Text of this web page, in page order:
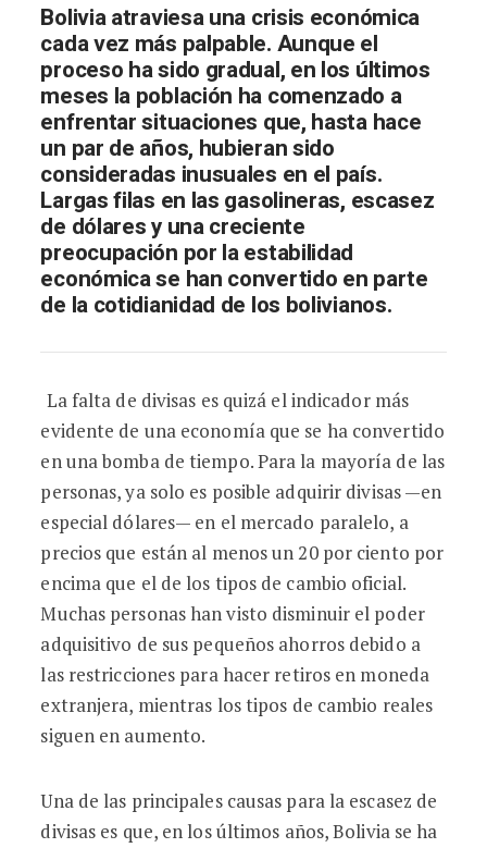
Bolivia atraviesa una crisis económica
cada vez más palpable. Aunque el
proceso ha sido gradual, en los últimos
meses la población ha comenzado a
enfrentar situaciones que, hasta hace
un par de años, hubieran sido
consideradas inusuales en el país.
Largas filas en las gasolineras, escasez
de dólares y una creciente
preocupación por la estabilidad
económica se han convertido en parte
de la cotidianidad de los bolivianos.
La falta de divisas es quizá el indicador más
evidente de una economía que se ha convertido
en una bomba de tiempo. Para la mayoría de las
personas, ya solo es posible adquirir divisas —en
especial dólares— en el mercado paralelo, a
precios que están al menos un 20 por ciento por
encima que el de los tipos de cambio oficial.
Muchas personas han visto disminuir el poder
adquisitivo de sus pequeños ahorros debido a
las restricciones para hacer retiros en moneda
extranjera, mientras los tipos de cambio reales
siguen en aumento.
Una de las principales causas para la escasez de
divisas es que, en los últimos años, Bolivia se ha